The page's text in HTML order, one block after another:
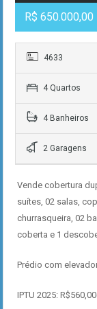
R$ 650.000,00
4633
4 Quartos
4 Banheiros
2 Garagens
Vende cobertura
suítes, 02 salas,
churrasqueira, 02
coberta e 1
Prédio com
IPTU 2025: